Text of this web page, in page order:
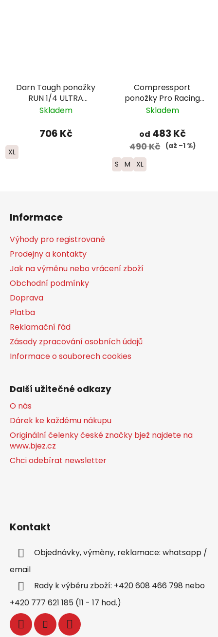
Darn Tough ponožky
RUN 1/4 ULTRA
Lightweight Merino -
Skladem
706 Kč
XL
Compressport
ponožky Pro Racing
Run -
Skladem
od 483 Kč
490 Kč (až –1 %)
S M XL
Informace
Výhody pro registrované
Prodejny a kontakty
Jak na výměnu nebo vrácení zboží
Obchodní podmínky
Doprava
Platba
Reklamační řád
Zásady zpracování osobních údajů
Informace o souborech cookies
Další užitečné odkazy
O nás
Dárek ke každému nákupu
Originální čelenky české značky bjež najdete na
www.bjez.cz
Chci odebírat newsletter
Kontakt
Objednávky, výměny, reklamace: whatsapp /
email
Rady k výběru zboží: +420 608 466 798 nebo
+420 777 621 185 (11 - 17 hod.)